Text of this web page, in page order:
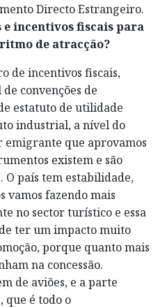
Directo Estrangeiro.
e incentivos fiscais para
de atracção?
de incentivos fiscais,
convenções de
estatuto de utilidade
industrial, a nível do
que aprovamos
existem e são
país tem estabilidade,
vamos fazendo mais
no sector turístico e essa
ter um impacto muito
porque quanto mais
na concessão.
de aviões, e a parte
que é todo o